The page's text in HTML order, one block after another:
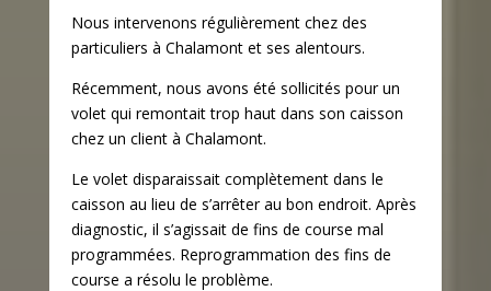
Nous intervenons régulièrement chez des
particuliers à Chalamont et ses alentours.
Récemment, nous avons été sollicités pour un
volet qui remontait trop haut dans son caisson
chez un client à Chalamont.
Le volet disparaissait complètement dans le
caisson au lieu de s’arrêter au bon endroit. Après
diagnostic, il s’agissait de fins de course mal
programmées. Reprogrammation des fins de
course a résolu le problème.